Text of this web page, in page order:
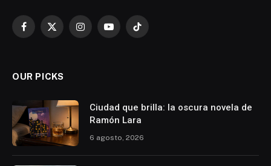
Facebook
X
InstagramYouTubeTikTok
OUR PICKS
Ciudad que brilla: la oscura novela de
Ramón Lara
6 agosto, 2026